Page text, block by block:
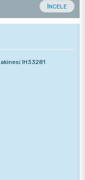
İNCELE